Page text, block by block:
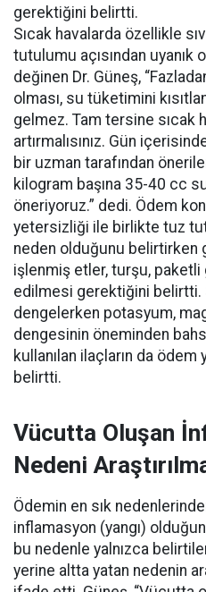
gerektiğini belirtti.
Sıcak havalarda özellikle
tutulumu açısından uyanık
değinen Dr. Güneş,
olması, su tüketimini
gelmez. Tam tersine sıcak
artırmalısınız. Gün
bir uzman tarafından
kilogram başına 35-40 cc
öneriyoruz.” dedi. Ödem
yetersizliği ile birlikte tuz
neden olduğunu belirtirken
işlenmiş etler, turşu, paketli
edilmesi gerektiğini belirtti.
dengelerken potasyum,
dengesinin öneminden
kullanılan ilaçların da
belirtti.
Vücutta Oluşan
Nedeni
Ödemin en sık
inflamasyon (yangı)
bu nedenle yalnızca
yerine altta yatan nedenin